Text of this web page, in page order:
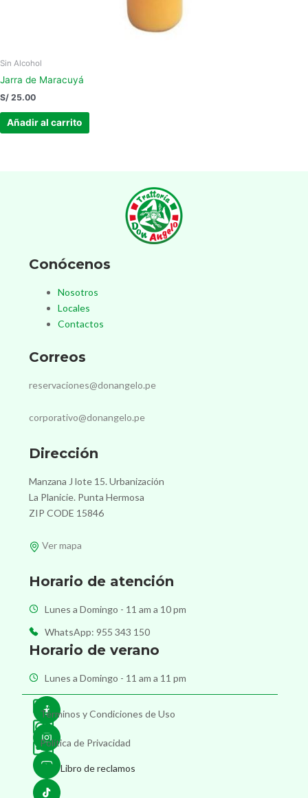
Sin Alcohol
Jarra de Maracuyá
S/ 25.00
Añadir al carrito
Conócenos
Nosotros
Locales
Contactos
Correos
reservaciones@donangelo.pe
corporativo@donangelo.pe
Dirección
Manzana J lote 15. Urbanización
La Planicie. Punta Hermosa
ZIP CODE 15846
Ver mapa
Horario de atención
Lunes a Domingo - 11 am a 10 pm
WhatsApp: 955 343 150
Horario de verano
Lunes a Domingo - 11 am a 11 pm
Términos y Condiciones de Uso
Política de Privacidad
Libro de reclamos